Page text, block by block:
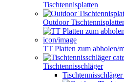
Tischtennisplatten
Outdoor
TT Platten zum abholen/
Tischtennisschläger
Tischtennisschläger